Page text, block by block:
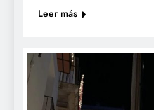
Leer más